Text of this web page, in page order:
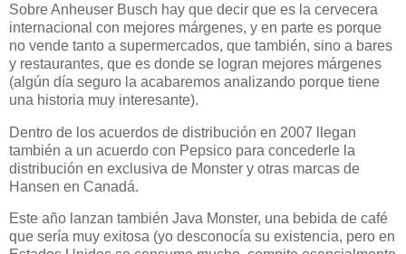
Sobre Anheuser Busch hay que decir que es la cervecera
internacional con mejores márgenes, y en parte es porque
no vende tanto a supermercados, que también, sino a bares
y restaurantes, que es donde se logran mejores márgenes
(algún día seguro la acabaremos analizando porque tiene
una historia muy interesante).
Dentro de los acuerdos de distribución en 2007 llegan
también a un acuerdo con Pepsico para concederle la
distribución en exclusiva de Monster y otras marcas de
Hansen en Canadá.
Este año lanzan también Java Monster, una bebida de café
que sería muy exitosa (yo desconocía su existencia, pero en